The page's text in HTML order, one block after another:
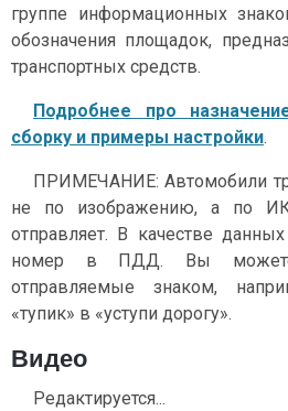
группе информационных
обозначения площадок,
транспортных средств.
Подробнее про
сборку и примеры настройки.
ПРИМЕЧАНИЕ: Автомобили
не по изображению, а по
отправляет. В качестве
номер в ПДД. Вы можете
отправляемые знаком,
«тупик» в «уступи дорогу».
Видео
Редактируется...